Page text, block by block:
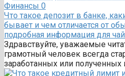
Финансы 0
Что такое депозит в банке,
бывает и чем отличается от
подробная информация для
Здравствуйте, уважаемые
грамотный человек всегда
заработанных или полученных